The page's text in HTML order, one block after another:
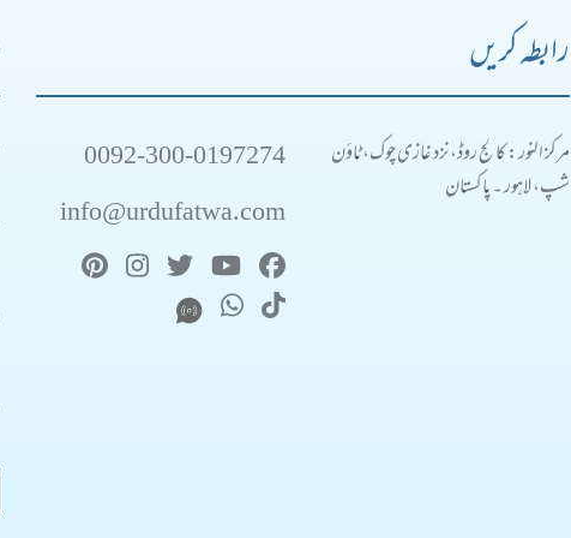
رابطہ کریں
مرکز النور: کالج روڈ، نزد غازی چوک، ٹاؤن
شپ، لاہور ۔ پاکستان
0092-300-0197274
info@urdufatwa.com